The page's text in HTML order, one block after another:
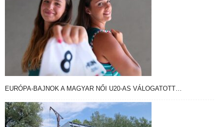
EURÓPA-BAJNOK A MAGYAR NŐI U20-AS VÁLOGATOTT…